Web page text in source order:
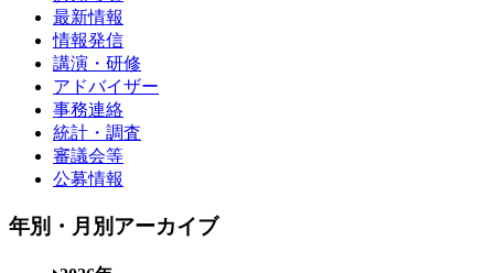
最新情報
情報発信
講演・研修
アドバイザー
事務連絡
統計・調査
審議会等
公募情報
年別・月別アーカイブ